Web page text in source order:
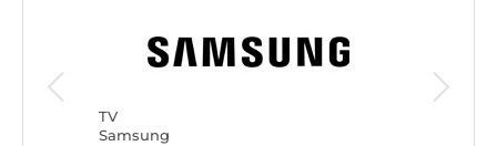
TV
Samsung
TV
Philips